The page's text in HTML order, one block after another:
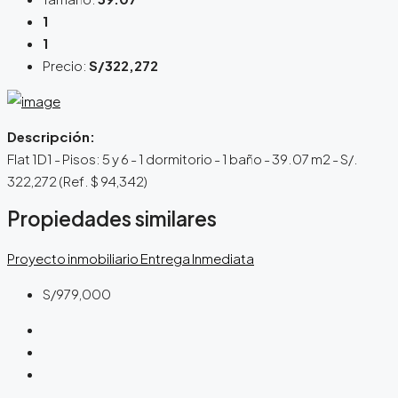
1
1
Precio: S/322,272
Descripción:
Flat 1D1 - Pisos: 5 y 6 - 1 dormitorio - 1 baño - 39.07 m2 - S/.
322,272 (Ref. $ 94,342)
Propiedades similares
Proyecto inmobiliario Entrega Inmediata
S/979,000